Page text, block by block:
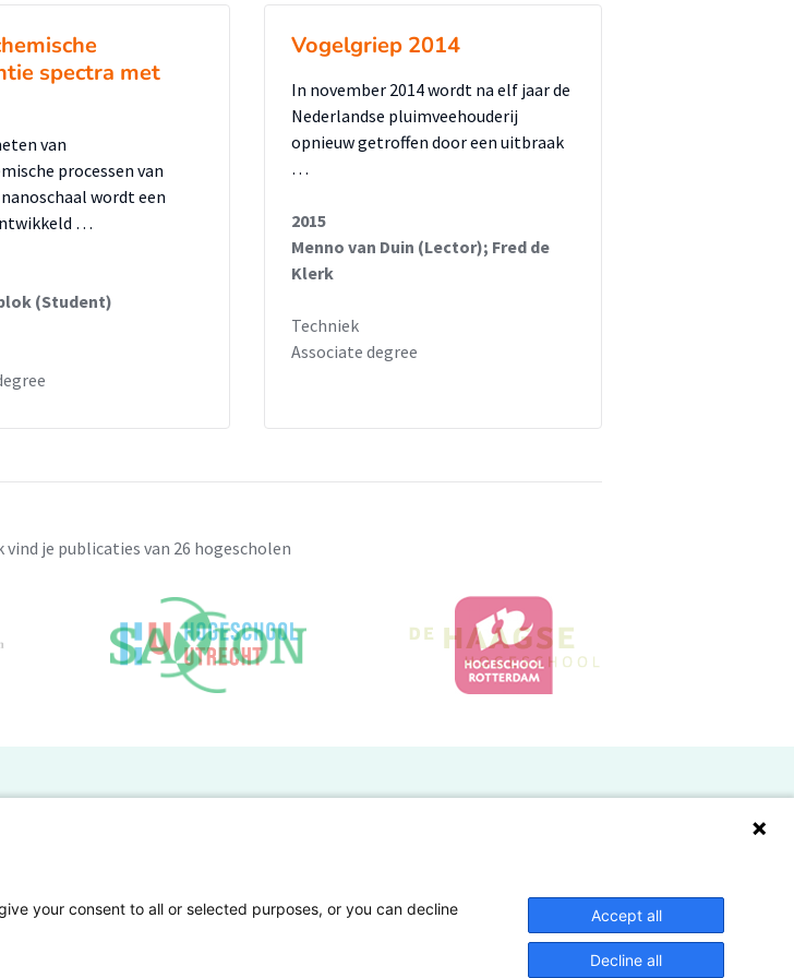
spectra met
van
processen van
wordt een
…
(Student)
Vogelgriep 2014
In november 2014 wordt na elf jaar de
Nederlandse pluimveehouderij
opnieuw getroffen door een uitbraak
…
2015
Menno van Duin (Lector); Fred de
Klerk
Techniek
Associate degree
vind je publicaties van 26 hogescholen
Veelgestelde vragen
Lectoren en onderzoekers
your consent to all or selected purposes, or you can decline
Accept all
Decline all